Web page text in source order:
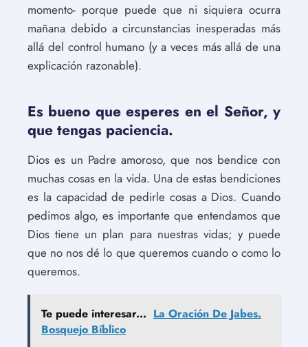
momento- porque puede que ni siquiera ocurra
mañana debido a circunstancias inesperadas más
allá del control humano (y a veces más allá de una
explicación razonable).
Es bueno que esperes en el Señor, y
que tengas paciencia.
Dios es un Padre amoroso, que nos bendice con
muchas cosas en la vida. Una de estas bendiciones
es la capacidad de pedirle cosas a Dios. Cuando
pedimos algo, es importante que entendamos que
Dios tiene un plan para nuestras vidas; y puede
que no nos dé lo que queremos cuando o como lo
queremos.
Te puede interesar... La Oración De Jabes.
Bosquejo Bíblico